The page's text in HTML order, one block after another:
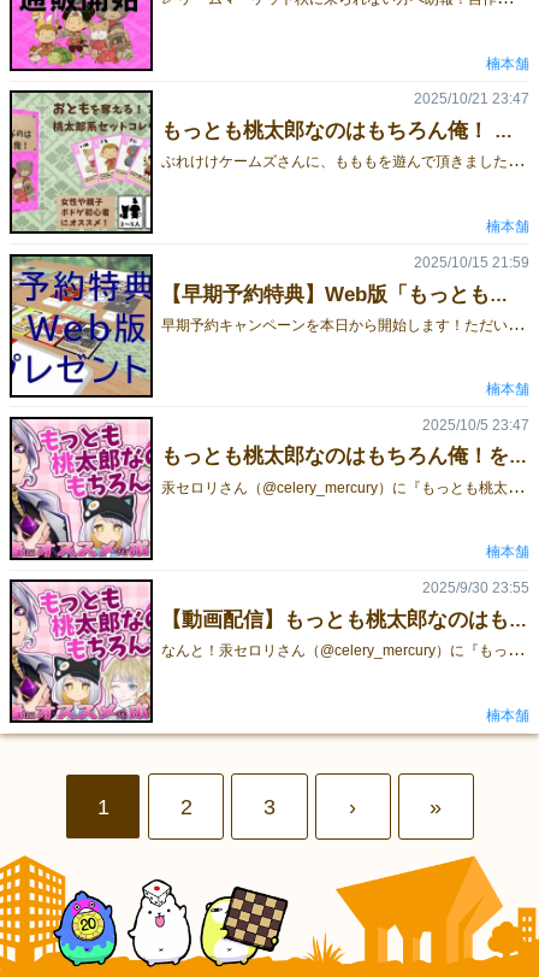
楠本舗
もっとも桃太郎なのはもちろん俺！ を遊んで頂きました！
ぶ
れけけケームズさんに、もももを遊んで頂きました！そして、なんと！？ ゲームの感想も書いて頂きました！ 記事はこちら ぶれけけケームズさん、ありがとうございました！ ぶれけけケームズさんの素敵なゲームは こちら 【ももも取り置き予約】 予約ページ 現在早期予約キャンペーン中！
2025/10/21 23:47
楠本舗
【早期予約特典】Web版「もっとも桃太郎なのはもちろん俺！」をプレゼント！
早
期予約キャンペーンを本日から開始します！ただいま『もっとも桃太郎なのはもちろん俺！』を早期予約すると、特典として Web版（通常価格 ¥500予定） を無料でプレゼント！リアルでも、オンラインでも遊べるお得なチャンスです！気になっていた方は、この機会にぜひご予約ください！※予定数に達し次第、キャンペーンは終了いたします。※Web版（ユドナリウムコネクト版）の配布方法など詳細は、 11/22以降にゲムマブログにて、あらためてご案内いたします。 ※10/15以前に予約された方もキャンペーン対象としてカウントしております。 ■取り置き予約 予約ページ ■ゲーム詳細ももも紹介ページ
2025/10/15 21:59
楠本舗
もっとも桃太郎なのはもちろん俺！を遊んで頂きました！【動画アーカイブ】
汞
セロリさん（@celery_mercury）に『もっとも桃太郎なのはもちろん俺！』を遊んで頂きました！🍑ゲームが気になっていた方は、この機会にぜひアーカイブを覗いてみてください！これは見ればルールも、プレイの雰囲気も分かると思います！とても楽しい動画になっています！90分超えの動画ですが、サクッと見たい人は、ルール説明&1ゲーム目までの30分までの視聴がオススメ！ももも紹介ページ
2025/10/5 23:47
楠本舗
【動画配信】もっとも桃太郎なのはもちろん俺！【10/5（日）】
な
んと！汞セロリさん（@celery_mercury）に『もっとも桃太郎なのはもちろん俺！』を遊んでいただけることになりました！🍑📺 配信日時：10/5(日) 21:00〜👉 配信URLゲームが気になっていた方は、この機会にぜひ配信を覗いてみてください！私も今からワクワクしています！1分でわかる！もっとも桃太郎なのはもちろん俺！
2025/9/30 23:55
楠本舗
1 2 3 › »